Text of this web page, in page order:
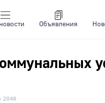
Объявления
2046